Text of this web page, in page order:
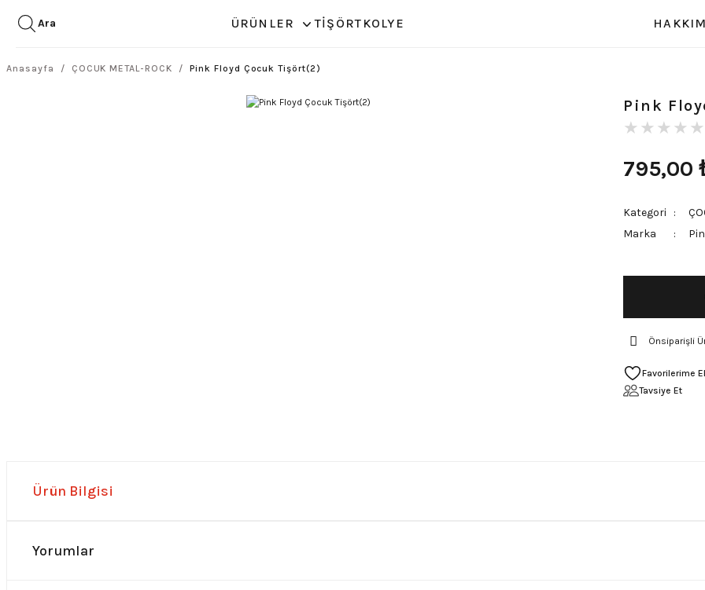
Ara ÜRÜNLER TİŞÖRT KOLYE
Anasayfa ÇOCUK METAL-ROCK Pink Floyd Çocuk Tişört(2)
Pink
795,00
Kategori
Marka
Önsiparişli
Tavsiye Et
Ürün Bilgisi
Yorumlar